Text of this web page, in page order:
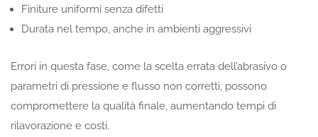
Finiture uniformi senza difetti
Durata nel tempo, anche in ambienti aggressivi
Errori in questa fase, come la scelta errata dell’abrasivo o
parametri di pressione e flusso non corretti, possono
compromettere la qualità finale, aumentando tempi di
rilavorazione e costi.